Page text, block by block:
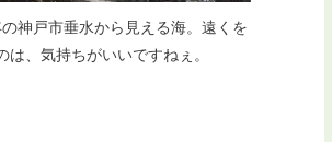
神戸市垂水から見える海。遠くを
は、気持ちがいいですねぇ。